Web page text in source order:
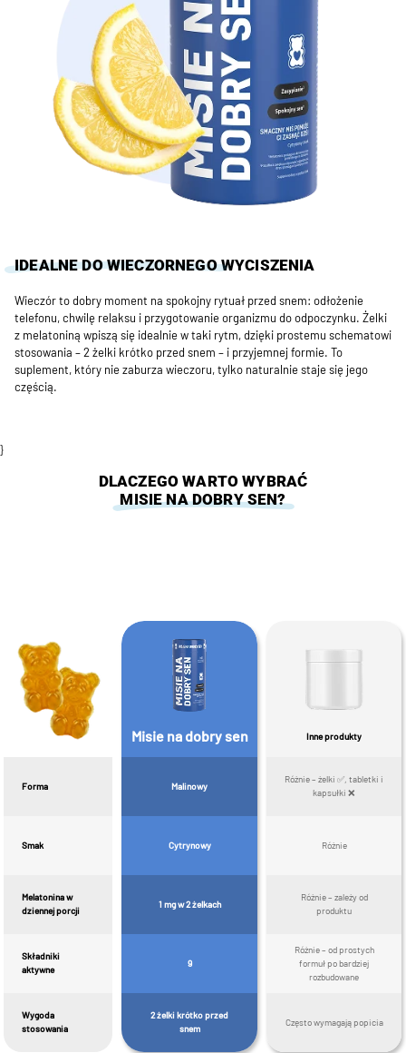
IDEALNE DO WIECZORNEGOWYCISZENIA
Wieczór to dobry moment na spokojny rytuał przed snem: odłożenie
telefonu, chwilę relaksu i przygotowanie organizmu do odpoczynku. Żelki
z melatoniną wpiszą się idealnie w taki rytm, dzięki prostemu schematowi
stosowania – 2 żelki krótko przed snem – i przyjemnej formie. To
suplement, który nie zaburza wieczoru, tylko naturalnie staje się jego
częścią.
}
DLACZEGO WARTO WYBRAĆ
MISIE NA DOBRY SEN?
Forma
Smak
Melatonina w
dziennej porcji
Składniki
aktywne
Wygoda
stosowania
Misie na dobry sen
Malinowy
Cytrynowy
1 mg w 2 żelkach
9
2 żelki krótko przed
snem
Inne produkty
Różnie – żelki ✅, tabletki i
kapsułki ❌
Różnie
Różnie – zależy od
produktu
Różnie – od prostych
formuł po bardziej
rozbudowane
Często wymagają popicia